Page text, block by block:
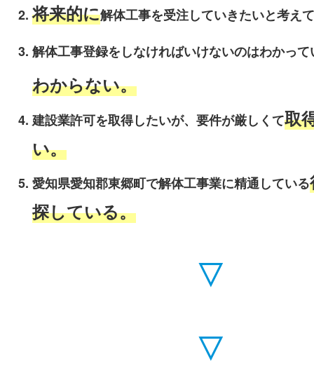
将来的に解体工事を受注していきたいと考え
解体工事登録をしなければいけないのはわかって
わからない。
建設業許可を取得したいが、要件が厳しくて取
い。
愛知県愛知郡東郷町で解体工事業に精通している
探している。
▽
▽